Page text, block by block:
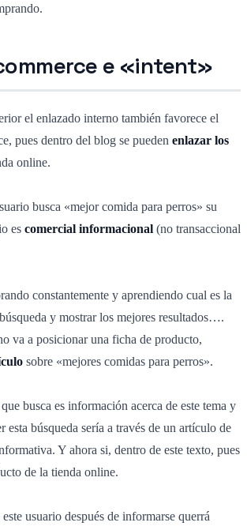
e «intent»
el enlazado interno también favorece el
pues dentro del blog se pueden enlazar los
online.
busca «mejor comida para perros» su
es comercial informacional (no transaccional
constantemente y aprendiendo cual es la
y mostrar los mejores resultados….
va a posicionar una ficha de producto,
sobre «mejores comidas para perros».
busca es información acerca de este tema y
esta búsqueda sería a través de un artículo de
Y ahora si, dentro de este texto, pues
de la tienda online.
usuario después de informarse querrá